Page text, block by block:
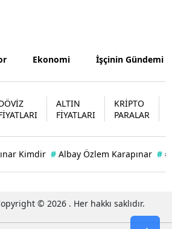
Bayburt
Karaman
Kırıkkale
Şırnak
Ardahan
Ekonomi İşçinin Gündemi
ALTIN
FİYATLARI
KRİPTO
PARALAR
Kimdir # Albay Özlem Karapınar #
© 2026 . Her hakkı saklıdır.